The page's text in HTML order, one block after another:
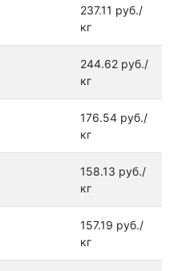
237.11 руб./
кг
244.62 руб./
кг
176.54 руб./
кг
158.13 руб./
кг
157.19 руб./
кг